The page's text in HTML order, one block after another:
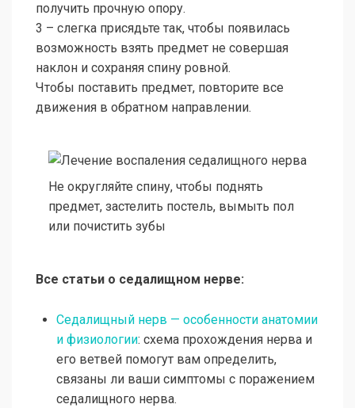
получить прочную опору.
3 – слегка присядьте так, чтобы появилась
возможность взять предмет не совершая
наклон и сохраняя спину ровной.
Чтобы поставить предмет, повторите все
движения в обратном направлении.
Не округляйте спину, чтобы поднять
предмет, застелить постель, вымыть пол
или почистить зубы
Все статьи о седалищном нерве:
Седалищный нерв — особенности анатомии
и физиологии: схема прохождения нерва и
его ветвей помогут вам определить,
связаны ли ваши симптомы с поражением
седалищного нерва.